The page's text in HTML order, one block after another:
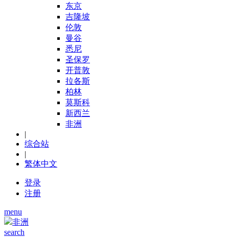
东京
吉隆坡
伦敦
曼谷
悉尼
圣保罗
开普敦
拉各斯
柏林
莫斯科
新西兰
非洲
|
综合站
|
繁体中文
登录
注册
menu
非洲
search